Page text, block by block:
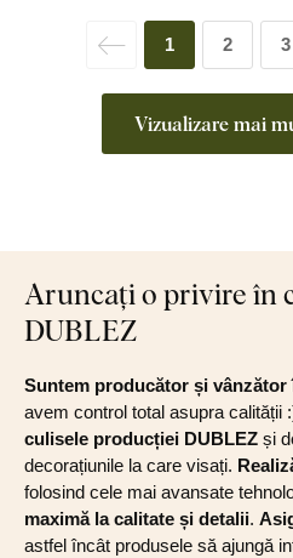
Vizualizare mai
1 2 3
Aruncați o privire în
DUBLEZ
Suntem producător și
avem control total asupra calității
culisele producției DUBLEZ și
decorațiunile la care visați.
folosind cele mai avansate
maximă la calitate și detalii.
astfel încât produsele să ajungă